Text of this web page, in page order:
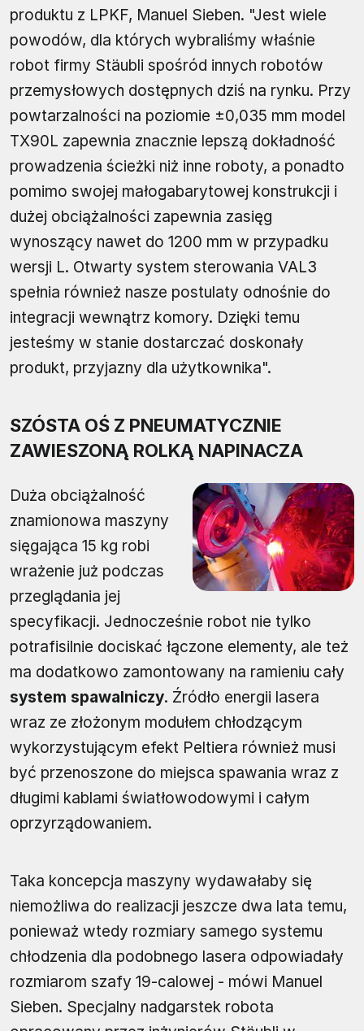
produktu z LPKF, Manuel Sieben. "Jest wiele
powodów, dla których wybraliśmy właśnie
robot firmy Stäubli spośród innych robotów
przemysłowych dostępnych dziś na rynku. Przy
powtarzalności na poziomie ±0,035 mm model
TX90L zapewnia znacznie lepszą dokładność
prowadzenia ścieżki niż inne roboty, a ponadto
pomimo swojej małogabarytowej konstrukcji i
dużej obciążalności zapewnia zasięg
wynoszący nawet do 1200 mm w przypadku
wersji L. Otwarty system sterowania VAL3
spełnia również nasze postulaty odnośnie do
integracji wewnątrz komory. Dzięki temu
jesteśmy w stanie dostarczać doskonały
produkt, przyjazny dla użytkownika".
SZÓSTA OŚ Z PNEUMATYCZNIE
ZAWIESZONĄ ROLKĄ NAPINACZA
Duża obciążalność
znamionowa maszyny
sięgająca 15 kg robi
wrażenie już podczas
przeglądania jej
specyfikacji. Jednocześnie robot nie tylko
potrafisilnie dociskać łączone elementy, ale też
ma dodatkowo zamontowany na ramieniu cały
system spawalniczy. Źródło energii lasera
wraz ze złożonym modułem chłodzącym
wykorzystującym efekt Peltiera również musi
być przenoszone do miejsca spawania wraz z
długimi kablami światłowodowymi i całym
oprzyrządowaniem.
Taka koncepcja maszyny wydawałaby się
niemożliwa do realizacji jeszcze dwa lata temu,
ponieważ wtedy rozmiary samego systemu
chłodzenia dla podobnego lasera odpowiadały
rozmiarom szafy 19-calowej - mówi Manuel
Sieben. Specjalny nadgarstek robota